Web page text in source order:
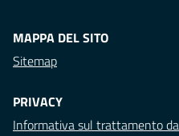
MAPPA DEL SITO
Sitemap
PRIVACY
Informativa sul trattamento